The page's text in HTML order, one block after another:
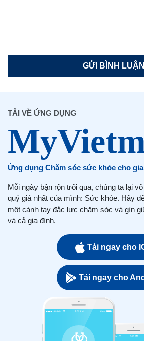
TẢI VỀ ỨNG DỤNG
Ứng dụng Chăm sóc sức khỏe cho
Mỗi ngày bận rộn trôi qua, chúng ta lại
quý giá nhất của mình: Sức khỏe. Hãy
một cánh tay đắc lực chăm sóc và gìn
và cả gia đình.
Tải ngay cho
Tải ngay cho